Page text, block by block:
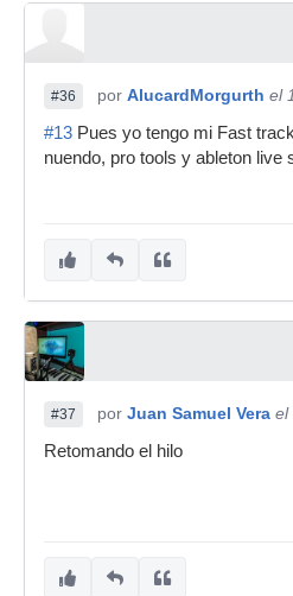
#36 por AlucardMorgurth el
#13 Pues yo tengo mi Fast
nuendo, pro tools y ableton live
#37 por Juan Samuel Vera el
Retomando el hilo